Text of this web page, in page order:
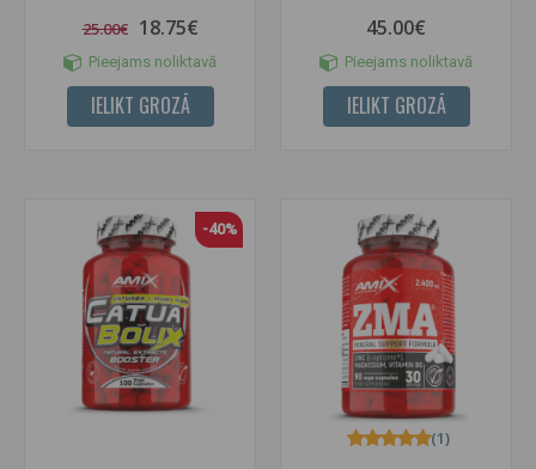
25.00€ 18.75€
Pieejams noliktavā
IELIKT GROZĀ
45.00€
Pieejams noliktavā
IELIKT GROZĀ
-40%
(1)